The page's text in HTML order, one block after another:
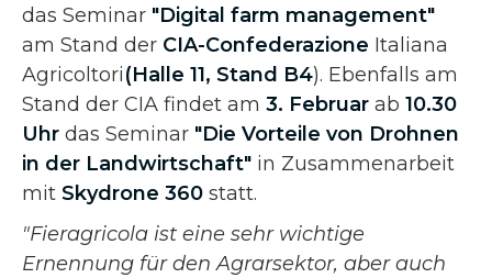
das Seminar "Digital farm management"
am Stand der CIA-Confederazione Italiana
Agricoltori(Halle 11, Stand B4). Ebenfalls am
Stand der CIA findet am 3. Februar ab 10.30
Uhr das Seminar "Die Vorteile von Drohnen
in der Landwirtschaft" in Zusammenarbeit
mit Skydrone 360 statt.
‍"Fieragricola ist eine sehr wichtige
Ernennung für den Agrarsektor, aber auch